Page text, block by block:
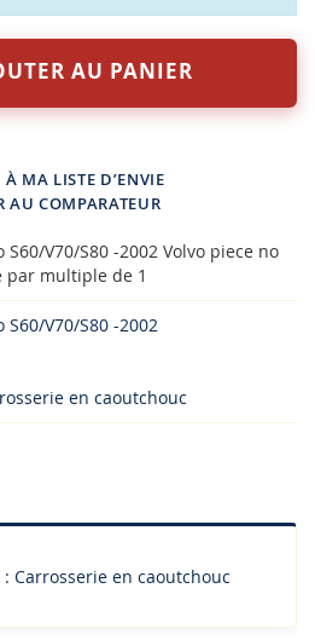
AU PANIER
À MA LISTE D’ENVIE
AU COMPARATEUR
V70/S80 -2002 Volvo piece no
par multiple de 1
V70/S80 -2002
en caoutchouc
: Carrosserie en caoutchouc